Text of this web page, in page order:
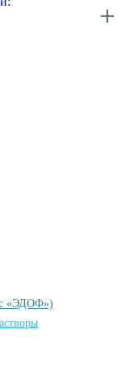
«ЭДОФ»)